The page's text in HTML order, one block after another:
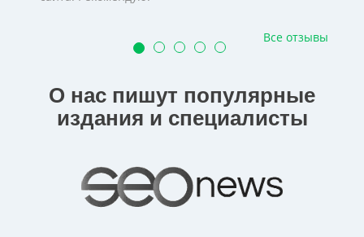
Все отзывы
О нас пишут популярные
издания и специалисты